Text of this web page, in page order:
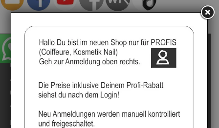
Impressum
Kontakt
Anmelden
Über uns
Video`s
Marken